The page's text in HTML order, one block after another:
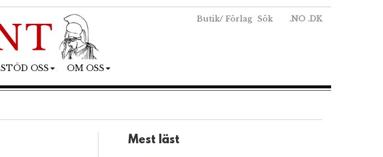
Butik/ Förlag Sök .NO .DK
STÖD OSS OM OSS
Mest läst